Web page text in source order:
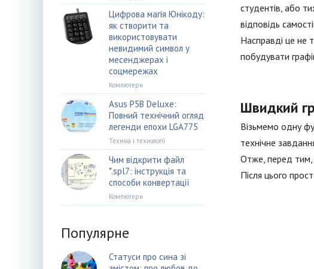
студентів, або
відповідь
Насправді це не
побудувати
Швидкий
Візьмемо одну
технічне
Отже, перед тим,
Після цього
Цифрова магія Юнікоду:
як створити та
використовувати
невидимий символ у
месенджерах і
соцмережах
Компютери
Asus P5B Deluxe:
Повний технічний огляд
легенди епохи LGA775
Техніка і технології
Чим відкрити файл
*.spl7: інструкція та
способи конвертації
Компютери
Популярне
Статуси про сина зі